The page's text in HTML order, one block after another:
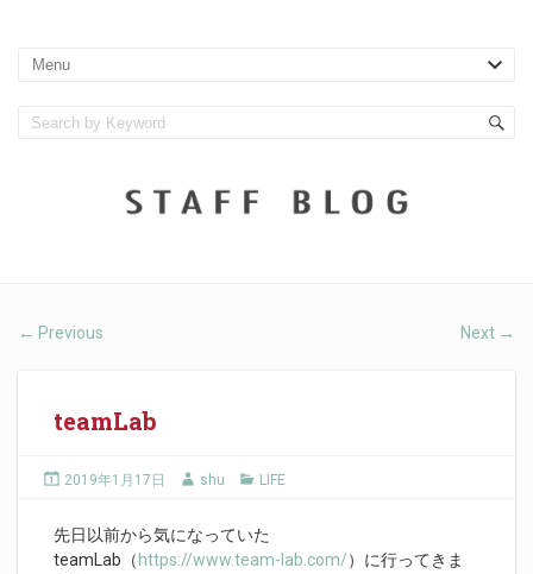
← Previous Next →
teamLab
2019年1月17日 shu LIFE
先日以前から気になっていた
teamLab（ https://www.team-lab.com/）に行ってきま